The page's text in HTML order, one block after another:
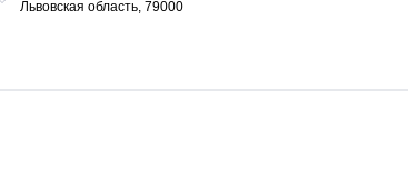
Львовская область, 79000